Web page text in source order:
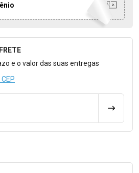
o Frete
e o valor das suas entregas